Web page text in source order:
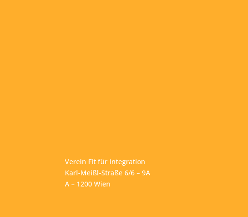
Verein Fit für Integration
Karl-Meißl-Straße 6/6 – 9A
A – 1200 Wien